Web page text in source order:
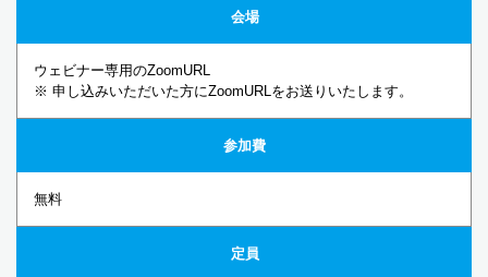
会場
ウェビナー専用のZoomURL
※ 申し込みいただいた方にZoomURLをお送りいたします。
参加費
無料
定員